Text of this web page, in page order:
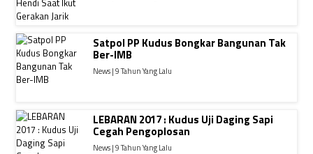
Satpol PP Kudus Bongkar Bangunan Tak
Ber-IMB
News | 9 Tahun Yang Lalu
LEBARAN 2017 : Kudus Uji Daging Sapi
Cegah Pengoplosan
News | 9 Tahun Yang Lalu